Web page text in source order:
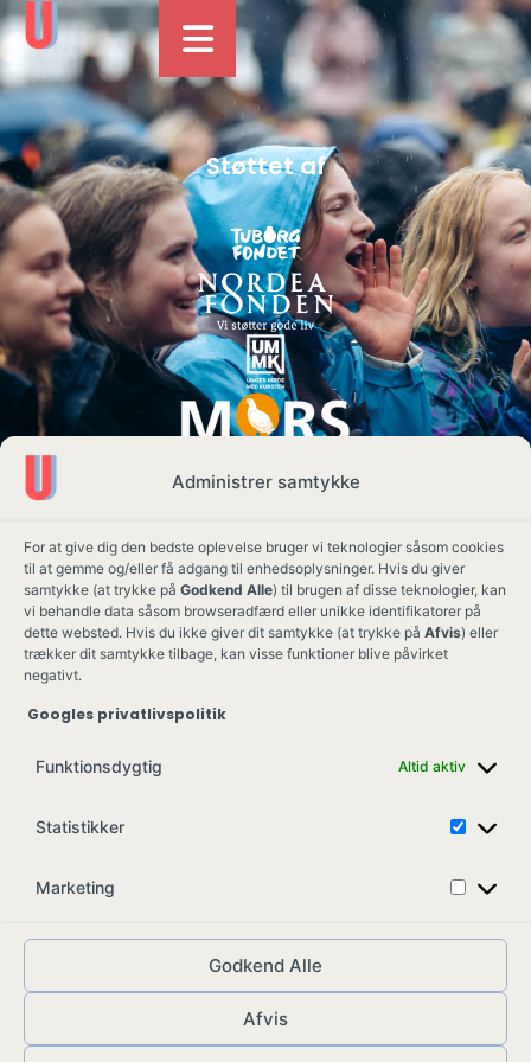
Administrer samtykke
For at give dig den bedste oplevelse bruger vi teknologier såsom cookies
til at gemme og/eller få adgang til enhedsoplysninger. Hvis du giver
samtykke (at trykke på Godkend Alle) til brugen af disse teknologier, kan
vi behandle data såsom browseradfærd eller unikke identifikatorer på
dette websted. Hvis du ikke giver dit samtykke (at trykke på Afvis) eller
trækker dit samtykke tilbage, kan visse funktioner blive påvirket
negativt.
Googles privatlivspolitik
Funktionsdygtig Altid aktiv
Statistikker
Marketing
Godkend Alle
Afvis
Støttet af
Ung Kult
Skovgade 17,
CVR: 41008547
© ungkult.dk - 2026 Allieret– din partner i